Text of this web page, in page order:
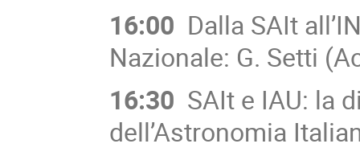
16:00 Dalla SAIt
Nazionale: G. Setti
16:30 SAIt e IAU: la
dell’Astronomia